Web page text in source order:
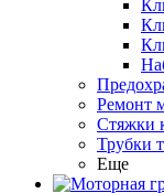
Ремонт
Стяжки
Трубки
Еще